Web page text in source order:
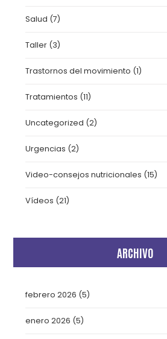
Salud (7)
Taller (3)
Trastornos del movimiento (1)
Tratamientos (11)
Uncategorized (2)
Urgencias (2)
Video-consejos nutricionales (15)
Vídeos (21)
ARCHIVO
febrero 2026 (5)
enero 2026 (5)